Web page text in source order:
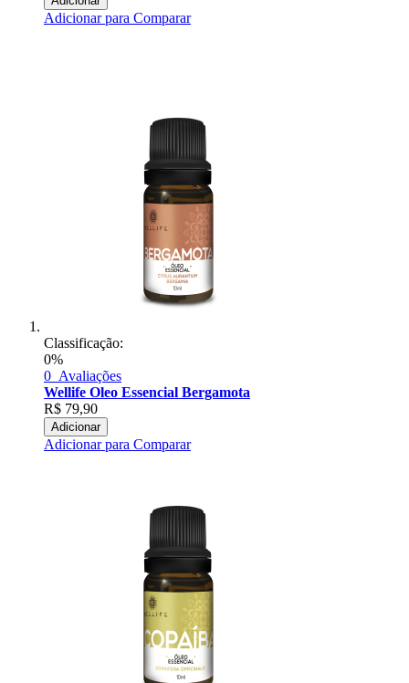
Adicionar para Comparar
Classificação:
0%
0 Avaliações
Wellife Oleo Essencial Bergamota
R$ 79,90
Adicionar
Adicionar para Comparar